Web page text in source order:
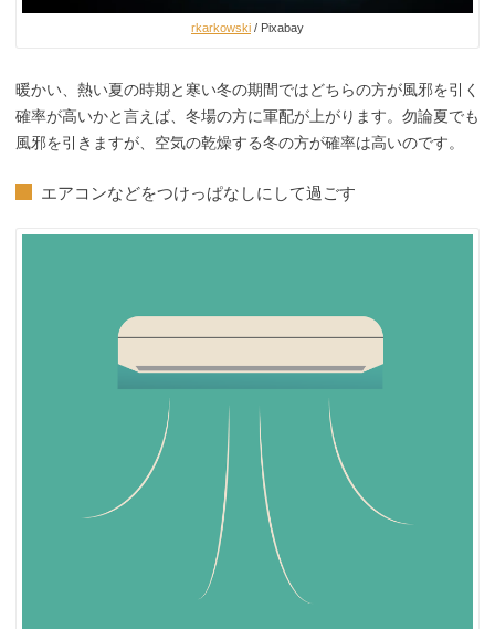
rkarkowski / Pixabay
暖かい、熱い夏の時期と寒い冬の期間ではどちらの方が風邪を引く
確率が高いかと言えば、冬場の方に軍配が上がります。勿論夏でも
風邪を引きますが、空気の乾燥する冬の方が確率は高いのです。
エアコンなどをつけっぱなしにして過ごす